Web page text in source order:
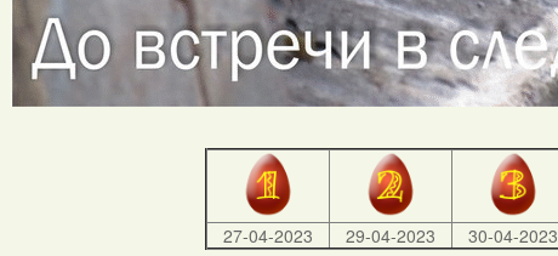
27-04-2023 29-04-2023 30-04-2023